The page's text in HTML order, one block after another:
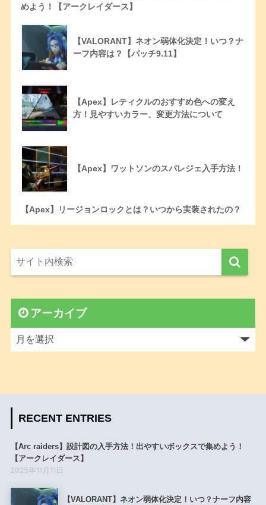
めよう！【アークレイダース】
【VALORANT】ネオン弱体化決定！いつ？ナ
ーフ内容は？【パッチ9.11】
【Apex】レティクルのおすすめ色への変え
方！見やすいカラー、変更方法について
【Apex】ワットソンのスパレジェ入手方法！
【Apex】リージョンロックとは？いつから実装されたの？
アーカイブ
RECENT ENTRIES
【Arc raiders】設計図の入手方法！出やすいボックスで集めよう！
【アークレイダース】
2025年11月11日
【VALORANT】ネオン弱体化決定！いつ？ナーフ内容